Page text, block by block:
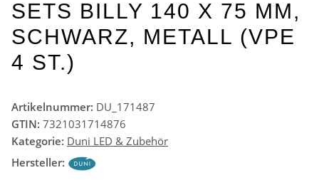
SETS BILLY 140 X 75 MM,
SCHWARZ, METALL (VPE
4 ST.)
Artikelnummer: DU_171487
GTIN: 7321031714876
Kategorie: Duni LED & Zubehör
Hersteller: